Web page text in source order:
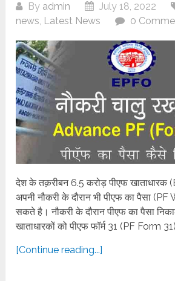
By admin July 18, 2022
news, Latest News 0
देश के तक़रीबन 6.5 करोड़ पीएफ खाताधारक
अपनी नौकरी के दौरान भी पीएफ का पैसा
सकते है। नौकरी के दौरान पीएफ का पैसा
खाताधारकों को पीएफ फॉर्म 31 (PF Form
[Continue reading...]